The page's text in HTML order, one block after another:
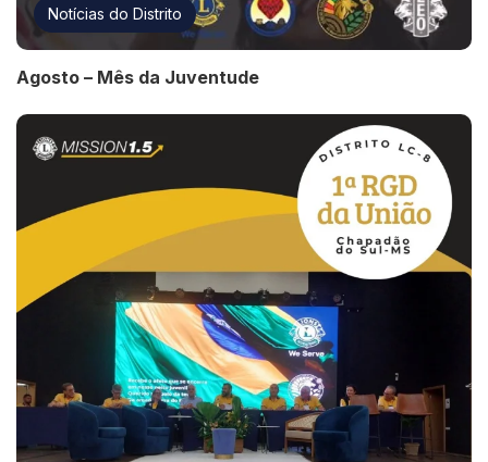
Notícias do Distrito
Agosto – Mês da Juventude